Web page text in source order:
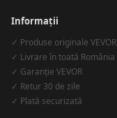
Informații
✓ Produse originale VEVOR
✓ Livrare în toată România
✓ Garanție VEVOR
✓ Retur 30 de zile
✓ Plată securizată